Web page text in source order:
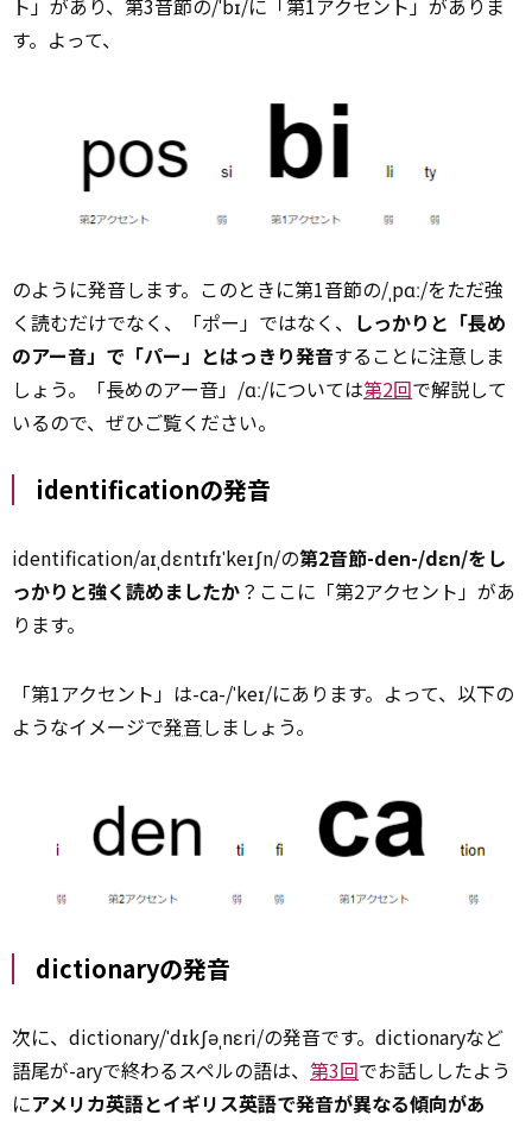
ト」があり、第3音節の/ˈbɪ/に「第1アクセント」がありま
す。よって、
のように発音します。このときに第1音節の/ˌpɑː/をただ強
く読むだけでなく、「ポー」ではなく、 しっかりと「長め
のアー音」で「パー」とはっきり発音することに注意しま
しょう。「長めのアー音」/ɑː/については第2回で解説して
いるので、ぜひご覧ください。
identificationの発音
identification/aɪˌdɛntɪfɪˈkeɪʃn/の第2音節-den-/dɛn/をし
っかりと強く読めましたか？ここに「第2アクセント」があ
ります。
「第1アクセント」は-ca-/ˈkeɪ/にあります。よって、以下の
ようなイメージで発音しましょう。
dictionaryの発音
次に、dictionary/ˈdɪkʃəˌnɛri/の発音です。dictionaryなど
語尾が-aryで終わるスペルの語は、 第3回でお話ししたよう
にアメリカ英語とイギリス英語で発音が異なる傾向があ